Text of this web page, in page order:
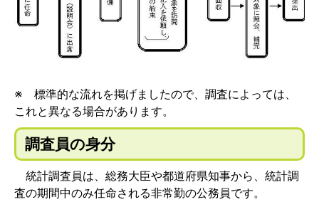
※ 標準的な流れを掲げましたので、調査によっては、
これと異なる場合があります。
調査員の身分
統計調査員は、総務大臣や都道府県知事から、統計調
査の期間中のみ任命される非常勤の公務員です。